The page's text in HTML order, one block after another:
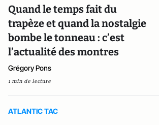
Quand le temps fait du
trapèze et quand la nostalgie
bombe le tonneau : c’est
l’actualité des montres
Grégory Pons
1 min de lecture
ATLANTIC TAC